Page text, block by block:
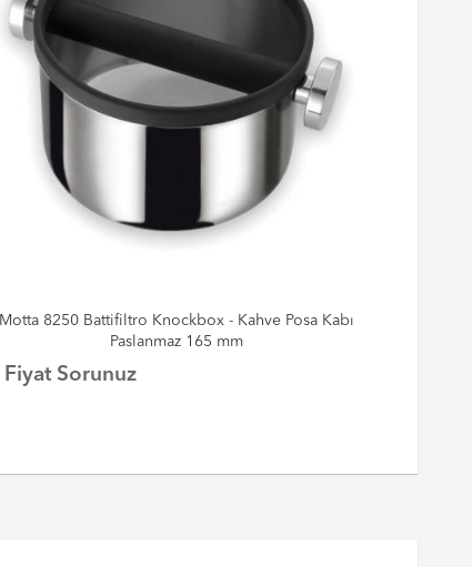
Motta 8250 Battifiltro Knockbox - Kahve Posa Kabı
Paslanmaz 165 mm
Fiyat Sorunuz